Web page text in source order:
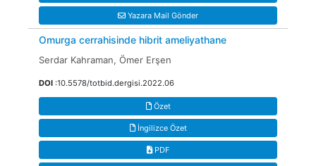
Yazara Mail Gönder
Omurga cerrahisinde hibrit ameliyathane
Serdar Kahraman, Ömer Erşen
DOI :10.5578/totbid.dergisi.2022.06
Özet
İngilizce Özet
PDF